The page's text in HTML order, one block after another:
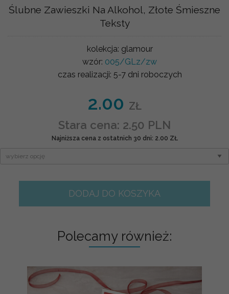
Ślubne Zawieszki Na Alkohol, Złote Śmieszne
Teksty
kolekcja: glamour
wzór: 005/GLz/zw
czas realizacji: 5-7 dni roboczych
2.00 ZŁ
Stara cena: 2.50 PLN
Najniższa cena z ostatnich 30 dni: 2.00 ZŁ
DODAJ DO KOSZYKA
Polecamy również: